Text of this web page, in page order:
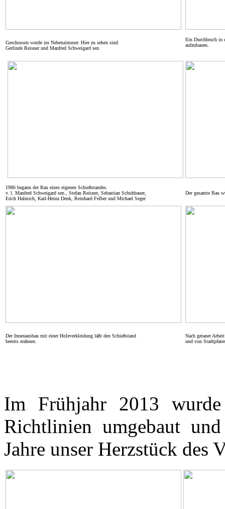
Geschossen wurde im Nebenzimmer. Hier zu sehen sind
Gerlinde Reisnerund Manfred Schweigard sen.
Ein Durchbruch in
aufzubauen.
1986 begann der Bau eines eigenen Schießstandes.
v. l. Manfred Schweigard sen., Stefan Reisner, Sebastian Schuhbauer,
Erich Halmich, Karl-Heinz Denk, Reinhard Felber und Michael Seger
Der gesamte Bau
Der Innenausbau mit einer Holzverkleidung läßt den Schießstand
bereits erahnen.
Nach getaner
und von
Im Frühjahr 2013
Richtlinien umgebaut
Jahre unser Herzstück des